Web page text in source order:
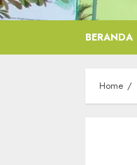
BERANDA
Home